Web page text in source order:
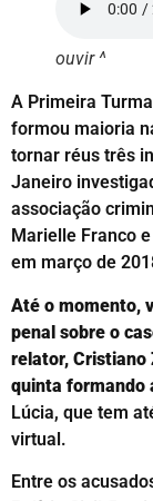
ouvir ^
A Primeira
formou maioria
tornar réus três
Janeiro
associação
Marielle Franco
em março de
Até o momento,
penal sobre o
relator, Cristiano
quinta formando
Lúcia, que tem
virtual.
Entre os